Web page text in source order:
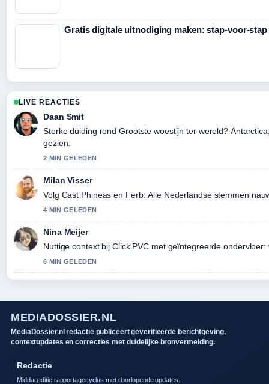
Gratis digitale uitnodiging maken: stap-voor-stap
LIVE REACTIES
Daan Smit
Sterke duiding rond Grootste woestijn ter wereld?
gezien.
2 MIN GELEDEN
Milan Visser
Volg Cast Phineas en Ferb: Alle Nederlandse stemmen
4 MIN GELEDEN
Nina Meijer
Nuttige context bij Click PVC met geïntegreerde
6 MIN GELEDEN
MEDIADOSSIER.NL
MediaDossier.nl redactie publiceert geverifieerde berichtgeving,
contextupdates en correcties met duidelijke bronvermelding.
Redactie
Middageditie rapportagecyclus met doorlopende updates.